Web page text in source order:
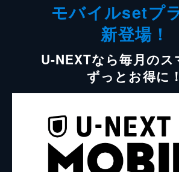
モバイルsetプ
新登場！
U-NEXTなら毎月のス
ずっとお得に！